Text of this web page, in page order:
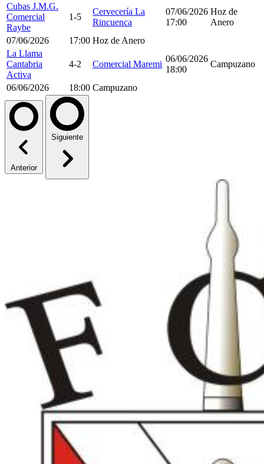
Cubas J.M.G.
Comercial
Raybe
1-5
Cervecería La
Rincuenca
07/06/2026
17:00
Hoz de
Anero
07/06/2026
17:00 Hoz de Anero
La Llama
Cantabria
Activa
4-2 Comercial Maremi
06/06/2026
18:00
Campuzano
06/06/2026 18:00 Campuzano
Anterior
Siguiente